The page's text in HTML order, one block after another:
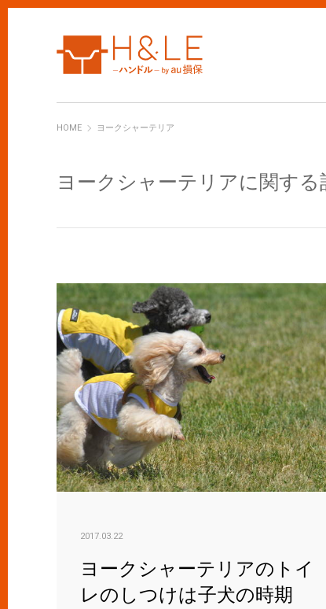
HOMEH&LEヨークシャーテリア
ヨークシャーテリアに関する
2017.03.22
ヨークシャーテリアのトイ
レのしつけは子犬の時期